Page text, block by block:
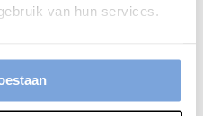
van hun services.